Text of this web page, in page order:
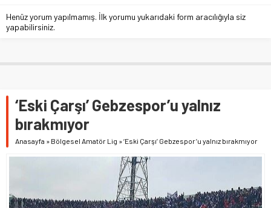
Henüz yorum yapılmamış. İlk yorumu yukarıdaki form aracılığıyla siz
yapabilirsiniz.
‘Eski Çarşı’ Gebzespor’u yalnız
bırakmıyor
Anasayfa » Bölgesel Amatör Lig »‘Eski Çarşı’ Gebzespor’u yalnız bırakmıyor